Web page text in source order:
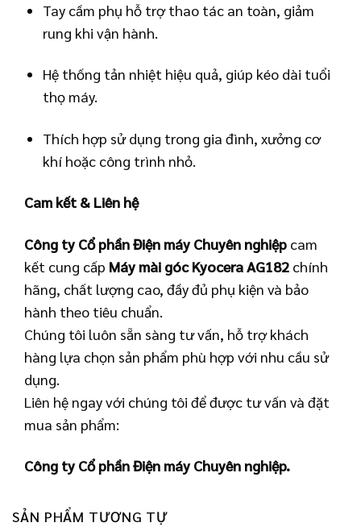
Tay cầm phụ hỗ trợ thao tác an toàn, giảm
rung khi vận hành.
Hệ thống tản nhiệt hiệu quả, giúp kéo dài tuổi
thọ máy.
Thích hợp sử dụng trong gia đình, xưởng cơ
khí hoặc công trình nhỏ.
Cam kết & Liên hệ
Công ty Cổ phần Điện máy Chuyên nghiệp cam
kết cung cấp Máy mài góc Kyocera AG182 chính
hãng, chất lượng cao, đầy đủ phụ kiện và bảo
hành theo tiêu chuẩn.
Chúng tôi luôn sẵn sàng tư vấn, hỗ trợ khách
hàng lựa chọn sản phẩm phù hợp với nhu cầu sử
dụng.
Liên hệ ngay với chúng tôi để được tư vấn và đặt
mua sản phẩm:
Công ty Cổ phần Điện máy Chuyên nghiệp.
SẢN PHẨM TƯƠNG TỰ